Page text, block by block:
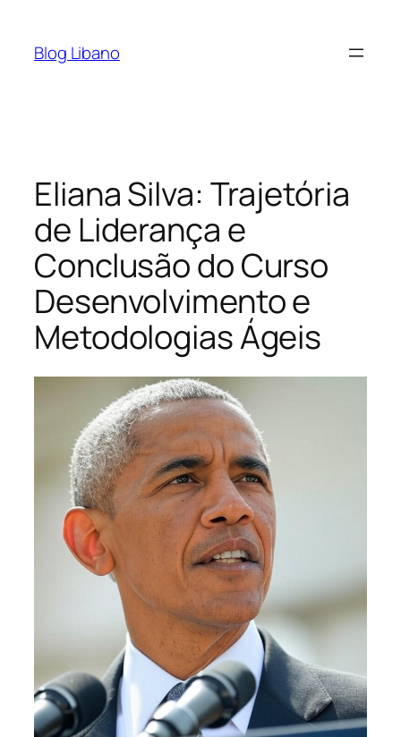
Blog Libano
Eliana Silva: Trajetória
de Liderança e
Conclusão do Curso
Desenvolvimento e
Metodologias Ágeis